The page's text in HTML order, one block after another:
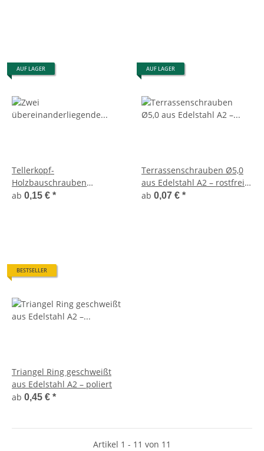
AUF LAGER
Tellerkopf-
Holzbauschrauben
Edelstahl A2 – Ø 5,0 mm |
ab 0,15 € *
AUF LAGER
Terrassenschrauben Ø5,0
aus Edelstahl A2 – rostfrei
und für den Außenbereich
ab 0,07 € *
BESTSELLER
Triangel Ring geschweißt
aus Edelstahl A2 – poliert
ab 0,45 € *
Artikel 1 - 11 von 11